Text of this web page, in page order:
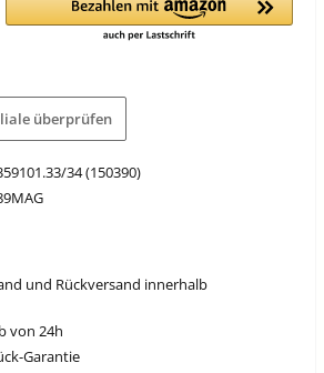
überprüfen
34 (150390)
und Rückversand innerhalb
von 24h
Garantie